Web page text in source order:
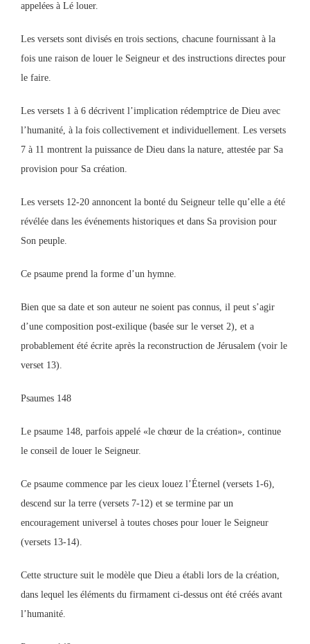
appelées à Lé louer.
Les versets sont divisés en trois sections, chacune fournissant à la
fois une raison de louer le Seigneur et des instructions directes pour
le faire.
Les versets 1 à 6 décrivent l’implication rédemptrice de Dieu avec
l’humanité, à la fois collectivement et individuellement. Les versets
7 à 11 montrent la puissance de Dieu dans la nature, attestée par Sa
provision pour Sa création.
Les versets 12-20 annoncent la bonté du Seigneur telle qu’elle a été
révélée dans les événements historiques et dans Sa provision pour
Son peuple.
Ce psaume prend la forme d’un hymne.
Bien que sa date et son auteur ne soient pas connus, il peut s’agir
d’une composition post-exilique (basée sur le verset 2), et a
probablement été écrite après la reconstruction de Jérusalem (voir le
verset 13).
Psaumes 148
Le psaume 148, parfois appelé «le chœur de la création», continue
le conseil de louer le Seigneur.
Ce psaume commence par les cieux louez l’Éternel (versets 1-6),
descend sur la terre (versets 7-12) et se termine par un
encouragement universel à toutes choses pour louer le Seigneur
(versets 13-14).
Cette structure suit le modèle que Dieu a établi lors de la création,
dans lequel les éléments du firmament ci-dessus ont été créés avant
l’humanité.